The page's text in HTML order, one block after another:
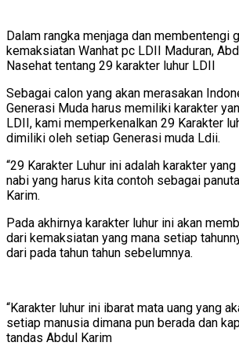
Dalam rangka menjaga dan membentengi
kemaksiatan Wanhat pc LDII Maduran,
Nasehat tentang 29 karakter luhur LDII
Sebagai calon yang akan merasakan
Generasi Muda harus memiliki karakter
LDII, kami memperkenalkan 29 Karakter
dimiliki oleh setiap Generasi muda Ldii.
“29 Karakter Luhur ini adalah karakter
nabi yang harus kita contoh sebagai
Karim.
Pada akhirnya karakter luhur ini akan
dari kemaksiatan yang mana setiap
dari pada tahun tahun sebelumnya.
“Karakter luhur ini ibarat mata uang yang
setiap manusia dimana pun berada dan
tandas Abdul Karim